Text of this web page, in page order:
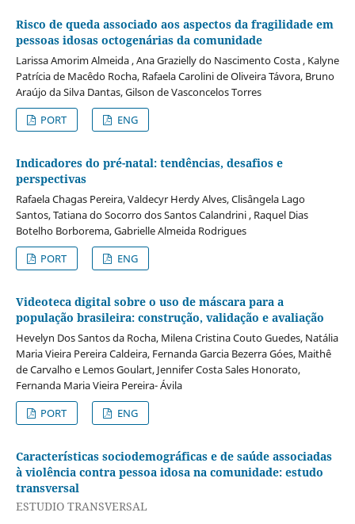
Risco de queda associado aos aspectos da fragilidade em
pessoas idosas octogenárias da comunidade
Larissa Amorim Almeida , Ana Grazielly do Nascimento Costa , Kalyne
Patrícia de Macêdo Rocha, Rafaela Carolini de Oliveira Távora, Bruno
Araújo da Silva Dantas, Gilson de Vasconcelos Torres
PORT
ENG
Indicadores do pré-natal: tendências, desafios e
perspectivas
Rafaela Chagas Pereira, Valdecyr Herdy Alves, Clisângela Lago
Santos, Tatiana do Socorro dos Santos Calandrini , Raquel Dias
Botelho Borborema, Gabrielle Almeida Rodrigues
PORT
ENG
Videoteca digital sobre o uso de máscara para a
população brasileira: construção, validação e avaliação
Hevelyn Dos Santos da Rocha, Milena Cristina Couto Guedes, Natália
Maria Vieira Pereira Caldeira, Fernanda Garcia Bezerra Góes, Maithê
de Carvalho e Lemos Goulart, Jennifer Costa Sales Honorato,
Fernanda Maria Vieira Pereira- Ávila
PORT
ENG
Características sociodemográficas e de saúde associadas
à violência contra pessoa idosa na comunidade: estudo
transversal
ESTUDIO TRANSVERSAL